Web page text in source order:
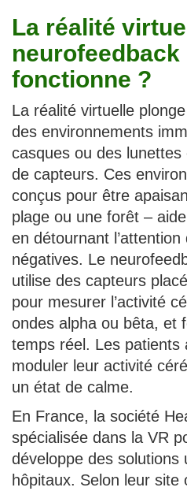
La réalité
fonctionne ?
La réalité virtuelle
des environnements
casques ou des lunettes
de capteurs. Ces
conçus pour être
plage ou une forêt –
en détournant
négatives. Le
utilise des capteurs
pour mesurer l’activité
ondes alpha ou bêta, et
temps réel. Les patients
moduler leur activité
un état de calme.
En France, la société
spécialisée dans la VR
développe des solutions
hôpitaux. Selon leur